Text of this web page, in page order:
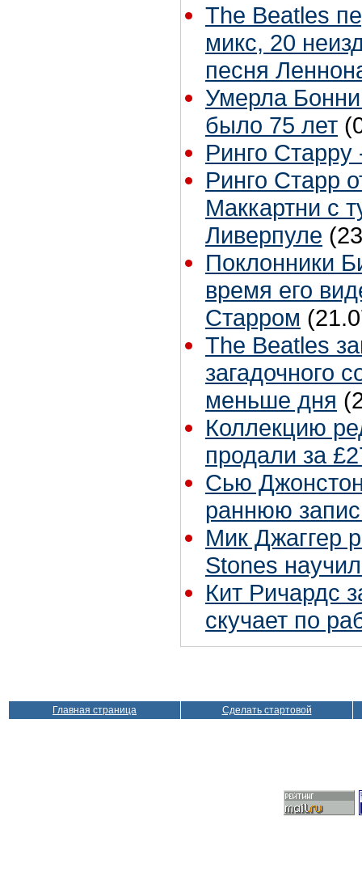
The Beatles
микс, 20
песня
Умерла
было 75 лет
Ринго Старру
Ринго Старр
Маккартни с
Ливерпуле
Поклонники
время его
Старром
The Beatles
загадочного
меньше дня
Коллекцию
продали за
Сью
раннюю
Мик Джаггер
Stones
Кит Ричардс
скучает по
Главная страница Сделать стартовой